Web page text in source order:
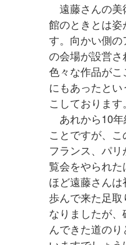
遠藤さんの美
館のときとは姿
す。向かい側
の会場が設営
色々な作品がこ
にもあったと
こしております。
あれから10年
ことですが、
フランス、パ
覧会をやられ
ほど遠藤さん
歩んで来た足
なりましたが
んできた道の